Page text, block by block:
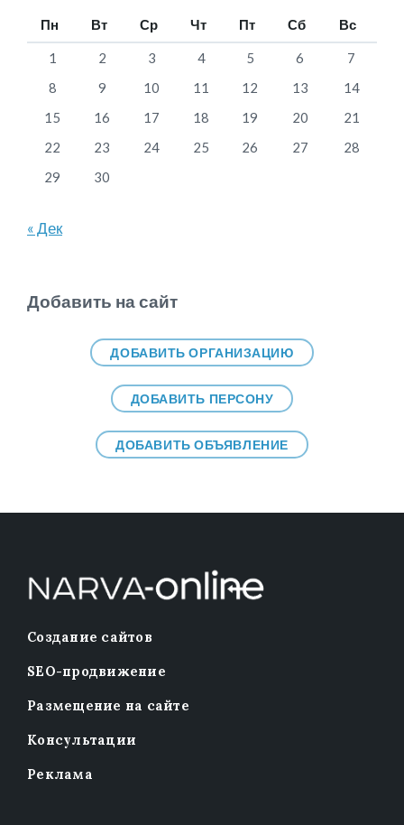
Пн Вт Ср Чт Пт Сб Вс
1 2 3 4 5 6
7
8
9 10 11 12 13
14
15
16 17 18 19 20
21
22
23 24 25 26 27
28
29
30
« Дек
Добавить на сайт
ДОБАВИТЬ ОРГАНИЗАЦИЮ
ДОБАВИТЬ ПЕРСОНУ
ДОБАВИТЬ ОБЪЯВЛЕНИЕ
Создание сайтов
SEO-продвижение
Размещение на сайте
Консультации
Реклама